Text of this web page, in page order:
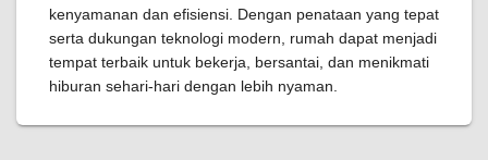
kenyamanan dan efisiensi. Dengan penataan yang tepat
serta dukungan teknologi modern, rumah dapat menjadi
tempat terbaik untuk bekerja, bersantai, dan menikmati
hiburan sehari-hari dengan lebih nyaman.